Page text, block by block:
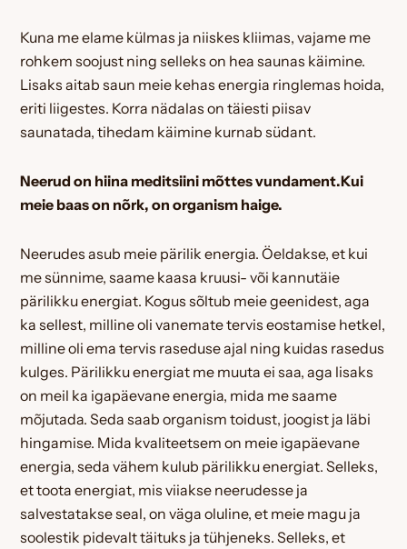
Kuna me elame külmas ja niiskes kliimas, vajame me
rohkem soojust ning selleks on hea saunas käimine.
Lisaks aitab saun meie kehas energia ringlemas hoida,
eriti liigestes. Korra nädalas on täiesti piisav
saunatada, tihedam käimine kurnab südant.
Neerud on hiina meditsiini mõttes vundament.Kui
meie baas on nõrk, on organism haige.
Neerudes asub meie pärilik energia. Öeldakse, et kui
me sünnime, saame kaasa kruusi- või kannutäie
pärilikku energiat. Kogus sõltub meie geenidest, aga
ka sellest, milline oli vanemate tervis eostamise hetkel,
milline oli ema tervis raseduse ajal ning kuidas rasedus
kulges. Pärilikku energiat me muuta ei saa, aga lisaks
on meil ka igapäevane energia, mida me saame
mõjutada. Seda saab organism toidust, joogist ja läbi
hingamise. Mida kvaliteetsem on meie igapäevane
energia, seda vähem kulub pärilikku energiat. Selleks,
et toota energiat, mis viiakse neerudesse ja
salvestatakse seal, on väga oluline, et meie magu ja
soolestik pidevalt täituks ja tühjeneks. Selleks, et